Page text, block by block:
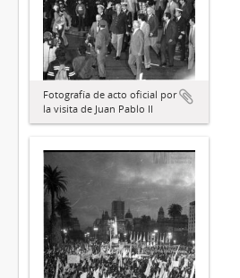
Fotografía de acto oficial por
la visita de Juan Pablo II